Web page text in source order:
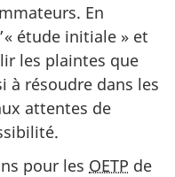
En
étude initiale » et
les plaintes que
à résoudre dans les
attentes de
pour les OETP de